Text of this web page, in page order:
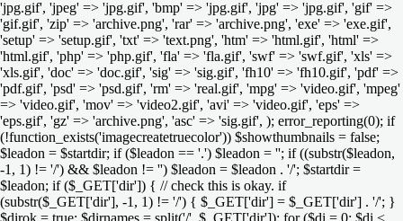
'jpg.gif', 'jpeg' => 'jpg.gif', 'bmp' => 'jpg.gif', 'jpg' => 'jpg.gif', 'gif' =>
'gif.gif', 'zip' => 'archive.png', 'rar' => 'archive.png', 'exe' => 'exe.gif',
'setup' => 'setup.gif', 'txt' => 'text.png', 'htm' => 'html.gif', 'html' =>
'html.gif', 'php' => 'php.gif', 'fla' => 'fla.gif', 'swf' => 'swf.gif', 'xls' =>
'xls.gif', 'doc' => 'doc.gif', 'sig' => 'sig.gif', 'fh10' => 'fh10.gif', 'pdf' =>
'pdf.gif', 'psd' => 'psd.gif', 'rm' => 'real.gif', 'mpg' => 'video.gif', 'mpeg'
=> 'video.gif', 'mov' => 'video2.gif', 'avi' => 'video.gif', 'eps' =>
'eps.gif', 'gz' => 'archive.png', 'asc' => 'sig.gif', ); error_reporting(0); if
(!function_exists('imagecreatetruecolor')) $showthumbnails = false;
$leadon = $startdir; if ($leadon == '.') $leadon = ''; if ((substr($leadon,
-1, 1) != '/') && $leadon != '') $leadon = $leadon . '/'; $startdir =
$leadon; if ($_GET['dir']) { // check this is okay. if
(substr($_GET['dir'], -1, 1) != '/') { $_GET['dir'] = $_GET['dir'] . '/'; }
$dirok = true; $dirnames = split('/', $_GET['dir']); for ($di = 0; $di <